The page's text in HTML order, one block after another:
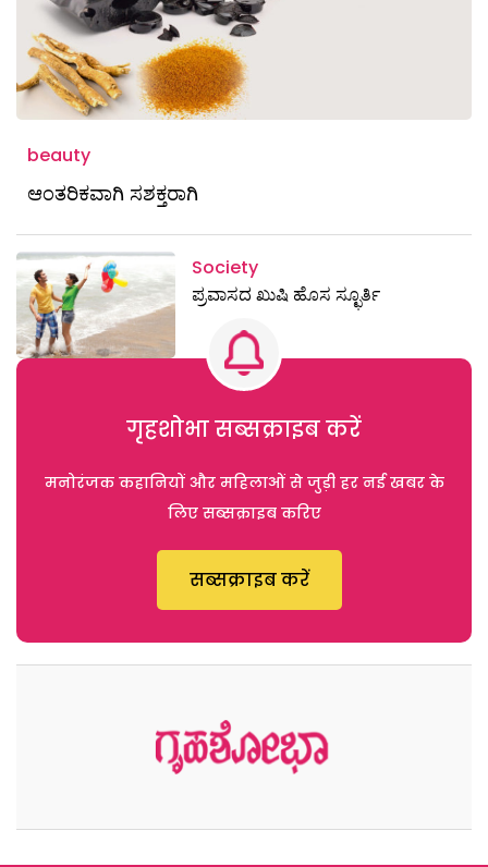
beauty
ಆಂತರಿಕವಾಗಿ ಸಶಕ್ತರಾಗಿ
Society
ಪ್ರವಾಸದ ಖುಷಿ ಹೊಸ ಸ್ಛೂರ್ತಿ
गृहशोभा सब्सक्राइब करें
मनोरंजक कहानियों और महिलाओं से जुड़ी हर नई खबर के
लिए सब्सक्राइब करिए
सब्सक्राइब करें